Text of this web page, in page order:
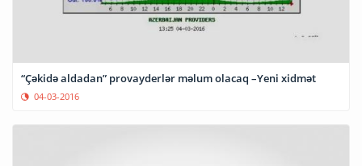
“Çəkidə aldadan” provayderlər məlum olacaq –Yeni xidmət
04-03-2016